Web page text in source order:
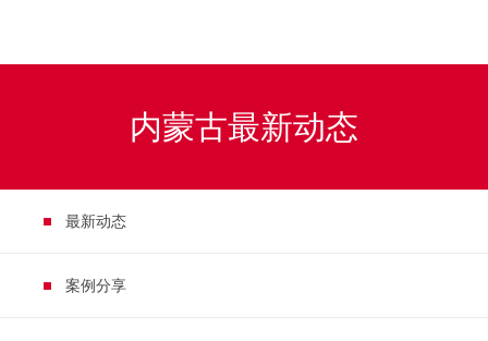
内蒙古最新动态
最新动态
案例分享